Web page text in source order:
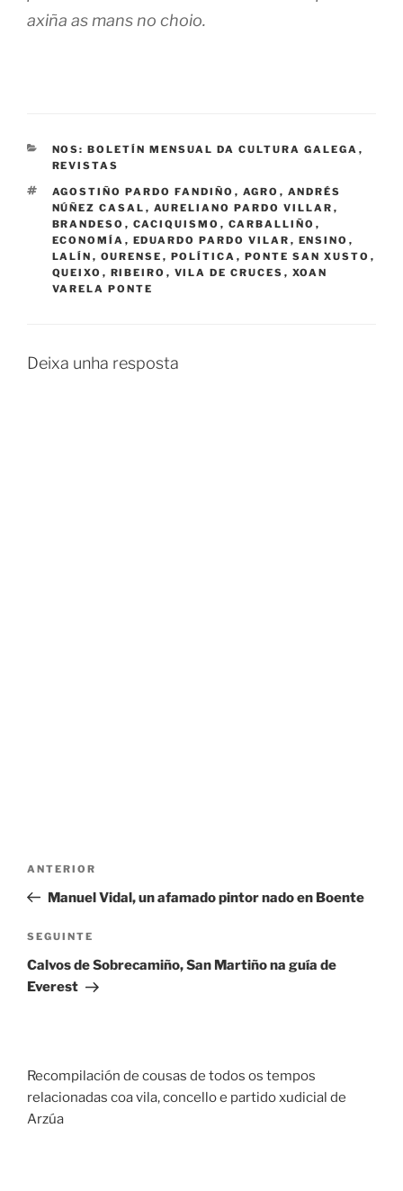
axiña as mans no choio.
CATEGORÍAS
NOS: BOLETÍN MENSUAL DA CULTURA GALEGA ,
REVISTAS
ETIQUETAS
AGOSTIÑO PARDO FANDIÑO , AGRO , ANDRÉS
NÚÑEZ CASAL , AURELIANO PARDO VILLAR ,
BRANDESO , CACIQUISMO , CARBALLIÑO ,
ECONOMÍA , EDUARDO PARDO VILAR , ENSINO ,
LALÍN , OURENSE , POLÍTICA , PONTE SAN XUSTO ,
QUEIXO , RIBEIRO , VILA DE CRUCES , XOAN
VARELA PONTE
Deixa unha resposta
entradas
Entrada
anterior
ANTERIOR
Manuel Vidal, un afamado pintor nado en Boente
Seguinte
entrada
SEGUINTE
Calvos de Sobrecamiño, San Martiño na guía de
Everest
Recompilación de cousas de todos os tempos
relacionadas coa vila, concello e partido xudicial de
Arzúa